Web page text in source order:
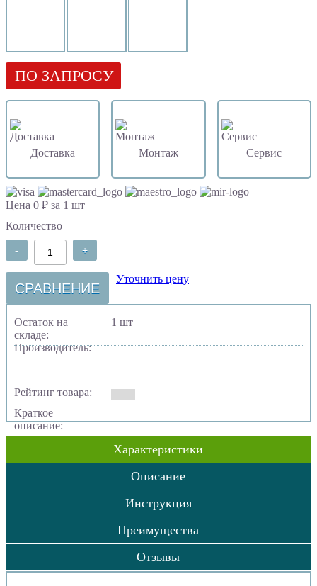
ПО ЗАПРОСУ
Доставка Монтаж Сервис
Цена 0 ₽ за 1 шт
Количество
- +
СРАВНЕНИЕ
Уточнить цену
Остаток на
складе:
1 шт
Производитель:
Рейтинг товара:
Краткое
описание:
Характеристики
Описание
Инструкция
Преимущества
Отзывы